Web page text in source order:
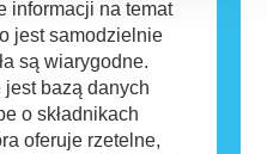
informacji na temat
jest samodzielnie
są wiarygodne.
bazą danych
o składnikach
oferuje rzetelne,